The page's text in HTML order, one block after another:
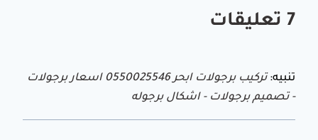
7 تعليقات
تنبيه:
تركيب برجولات ابحر 0550025546 اسعار برجولات
- تصميم برجولات - اشكال برجوله